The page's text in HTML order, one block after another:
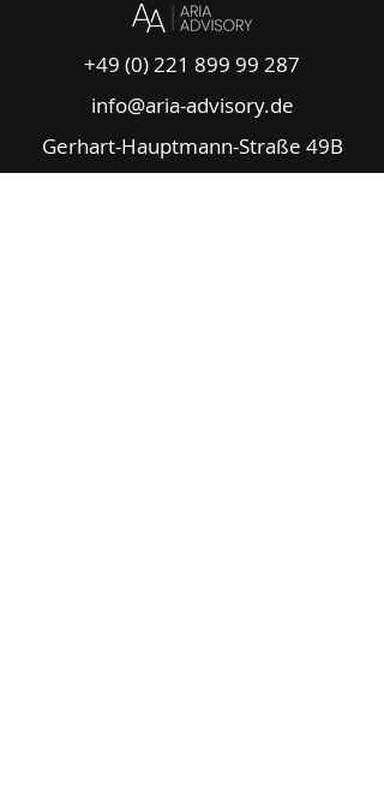
+49 (0) 221 899 99 287
info@aria-advisory.de
Gerhart-Hauptmann-Straße 49B